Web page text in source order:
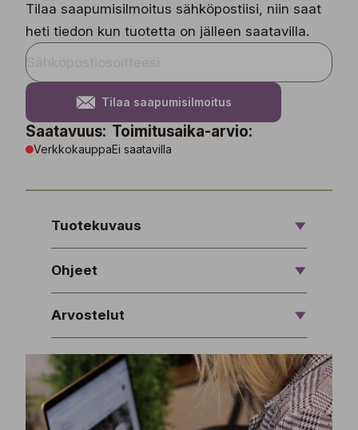
Tilaa saapumisilmoitus sähköpostiisi, niin saat
heti tiedon kun tuotetta on jälleen saatavilla.
Tilaa saapumisilmoitus
Saatavuus:
Verkkokauppa
Toimitusaika-arvio:
Ei saatavilla
Tuotekuvaus
Ohjeet
Arvostelut